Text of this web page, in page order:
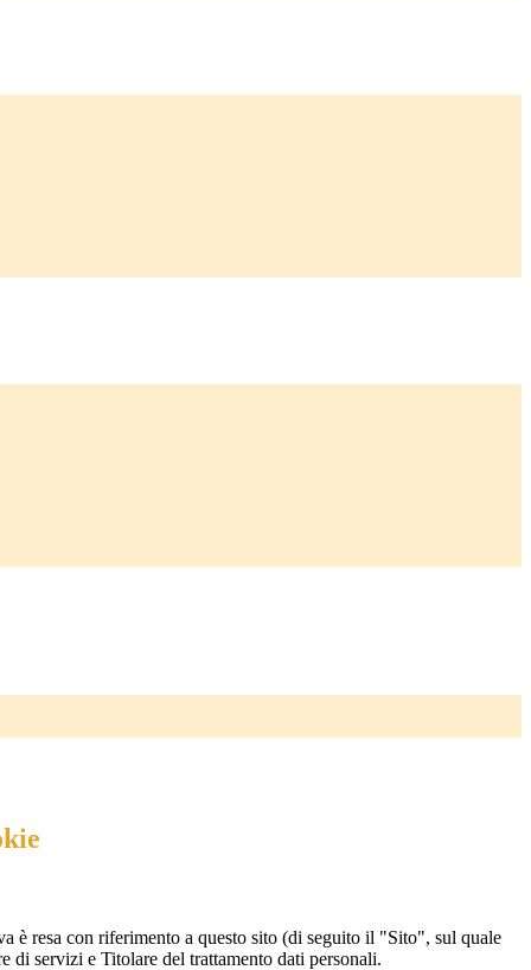
è resa con riferimento a questo sito (di seguito il "Sito", sul quale
di servizi e Titolare del trattamento dati personali.